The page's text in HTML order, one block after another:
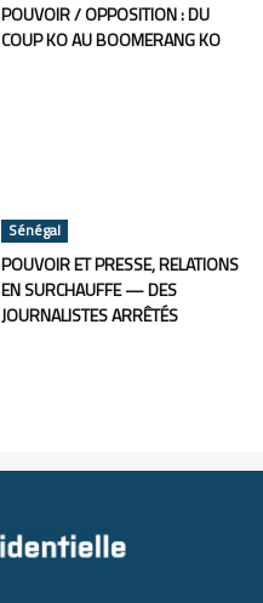
POUVOIR / OPPOSITION : DU
COUP KO AU BOOMERANG KO
Sénégal
POUVOIR ET PRESSE, RELATIONS
EN SURCHAUFFE — DES
JOURNALISTES ARRÊTÉS